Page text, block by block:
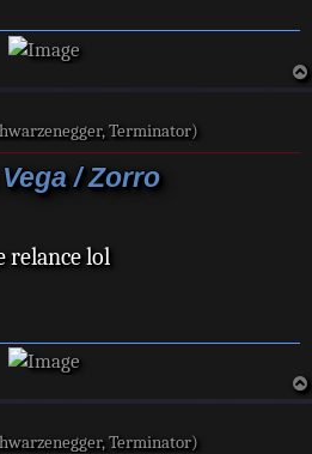
Terminator)
/ Zorro
relance lol
Terminator)